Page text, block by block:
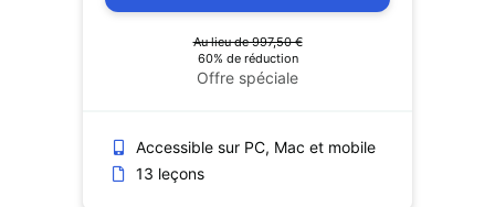
Au lieu de 997,50 €
60% de réduction
Offre spéciale
Accessible sur PC, Mac et mobile
13 leçons